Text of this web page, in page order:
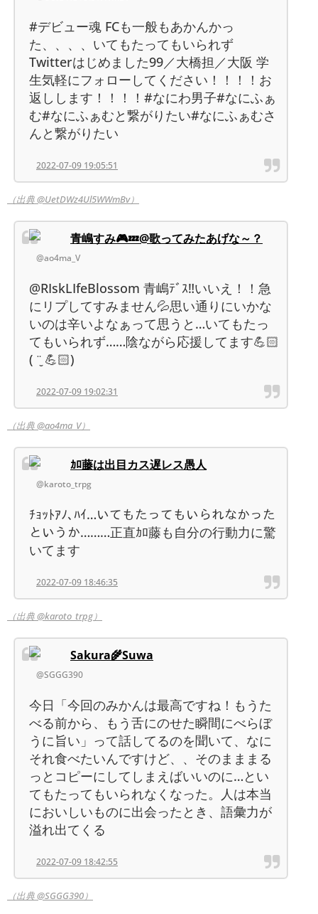
#デビュー魂 FCも一般もあかんかっ
た、、、、いてもたってもいられず
Twitterはじめました99／大橋担／大阪 学
生気軽にフォローしてください！！！！お
返しします！！！！#なにわ男子#なにふぁ
む#なにふぁむと繋がりたい#なにふぁむさ
んと繋がりたい
2022-07-09 19:05:51
（出典 @UetDWz4Ul5WWmBv）
青嶋すみ🎮💤@歌ってみたあげな～？
@ao4ma_V
@RIskLIfeBlossom 青嶋ﾃﾞｽ‼️いいえ！！急
にリプしてすみません💦思い通りにいかな
いのは辛いよなぁって思うと…いてもたっ
てもいられず……陰ながら応援してます💪🏻
( ¨̮ 💪🏻)
2022-07-09 19:02:31
（出典 @ao4ma_V）
ｶﾛ藤は出目カス遅レス愚人
@karoto_trpg
ﾁｮｯﾄｱﾉ､ﾊｲ…いてもたってもいられなかった
というか………正直ｶﾛ藤も自分の行動力に驚
いてます
2022-07-09 18:46:35
（出典 @karoto_trpg）
Sakura🌾Suwa
@SGGG390
今日「今回のみかんは最高ですね！もうた
べる前から、もう舌にのせた瞬間にべらぼ
うに旨い」って話してるのを聞いて、なに
それ食べたいんですけど、、そのまままる
っとコピーにしてしまえばいいのに…とい
てもたってもいられなくなった。人は本当
においしいものに出会ったとき、語彙力が
溢れ出てくる
2022-07-09 18:42:55
（出典 @SGGG390）